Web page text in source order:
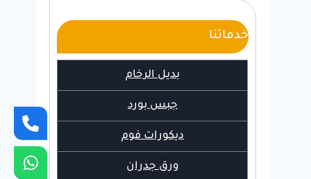
خدماتنا
بديل الرخام
جبس بورد
ديكورات فوم
ورق جدران